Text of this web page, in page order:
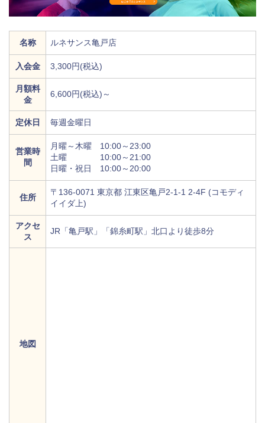
名称 ルネサンス亀戸店
入会金 3,300円(税込)
月額料
金
6,600円(税込)～
定休日 毎週金曜日
営業時
間
月曜～木曜 10:00～23:00
土曜 10:00～21:00
日曜・祝日 10:00～20:00
住所
〒136-0071 東京都 江東区亀戸2-1-1 2-4F (コモディ
イイダ上)
アクセ
ス
JR「亀戸駅」「錦糸町駅」北口より徒歩8分
地図